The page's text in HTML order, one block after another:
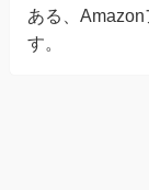
ある、
す。